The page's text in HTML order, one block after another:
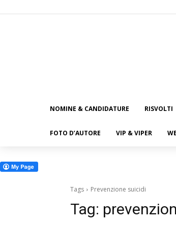
NOMINE & CANDIDATURE RISVOLTI
FOTO D’AUTORE VIP & VIPER
Tags Prevenzione suicidi
Tag: